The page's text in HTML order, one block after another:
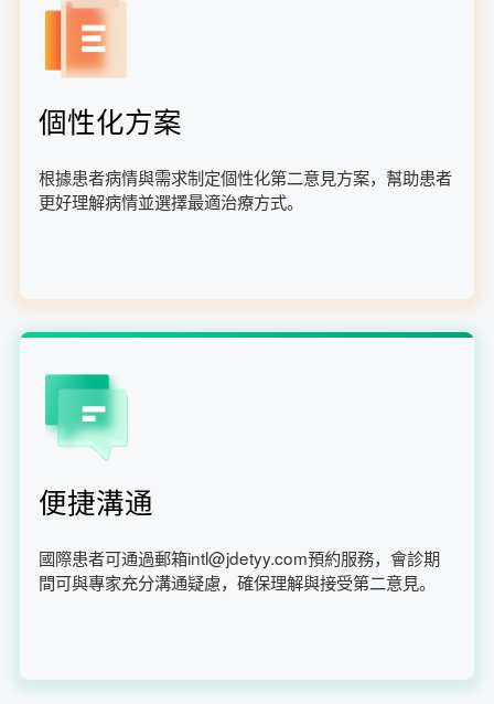
個性化方案
根據患者病情與需求制定個性化第二意見方案，幫助患者
更好理解病情並選擇最適治療方式。
便捷溝通
國際患者可通過郵箱intl@jdetyy.com預約服務，會診期
間可與專家充分溝通疑慮，確保理解與接受第二意見。